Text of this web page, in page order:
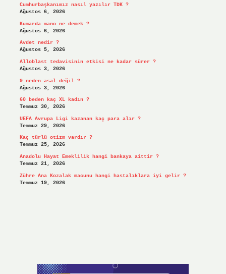
Cumhurbaşkanımız nasıl yazılır TDK ?
Ağustos 6, 2026
Kumarda mano ne demek ?
Ağustos 6, 2026
Avdet nedir ?
Ağustos 5, 2026
Alloblast tedavisinin etkisi ne kadar sürer ?
Ağustos 3, 2026
9 neden asal değil ?
Ağustos 3, 2026
60 beden kaç XL kadın ?
Temmuz 30, 2026
UEFA Avrupa Ligi kazanan kaç para alır ?
Temmuz 29, 2026
Kaç türlü otizm vardır ?
Temmuz 25, 2026
Anadolu Hayat Emeklilik hangi bankaya aittir ?
Temmuz 21, 2026
Zühre Ana Kozalak macunu hangi hastalıklara iyi gelir ?
Temmuz 19, 2026